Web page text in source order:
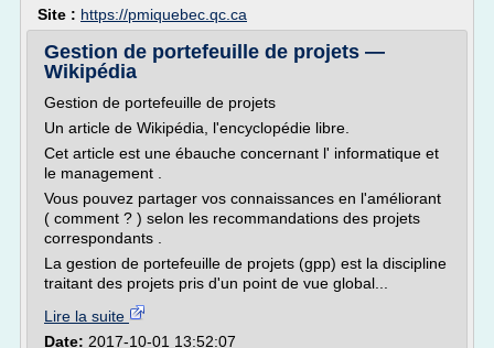
Site : https://pmiquebec.qc.ca
Gestion de portefeuille de projets —
Wikipédia
Gestion de portefeuille de projets
Un article de Wikipédia, l'encyclopédie libre.
Cet article est une ébauche concernant l' informatique et
le management .
Vous pouvez partager vos connaissances en l'améliorant
( comment ? ) selon les recommandations des projets
correspondants .
La gestion de portefeuille de projets (gpp) est la discipline
traitant des projets pris d'un point de vue global...
Lire la suite
Date: 2017-10-01 13:52:07